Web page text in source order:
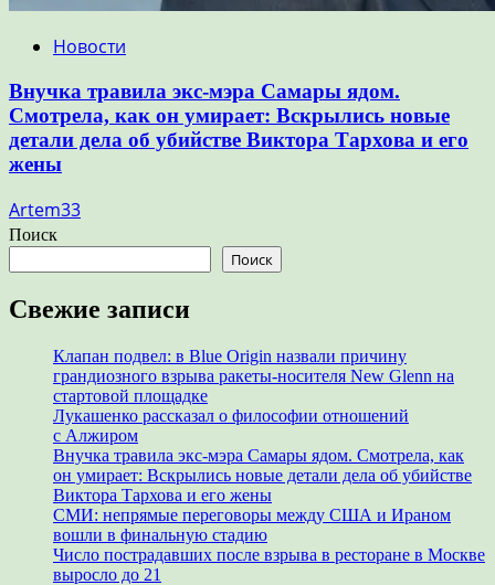
Новости
Внучка травила экс-мэра Самары ядом.
Смотрела, как он умирает: Вскрылись новые
детали дела об убийстве Виктора Тархова и его
жены
Artem33
Поиск
Поиск
Свежие записи
Клапан подвел: в Blue Origin назвали причину
грандиозного взрыва ракеты-носителя New Glenn на
стартовой площадке
Лукашенко рассказал о философии отношений
с Алжиром
Внучка травила экс-мэра Самары ядом. Смотрела, как
он умирает: Вскрылись новые детали дела об убийстве
Виктора Тархова и его жены
СМИ: непрямые переговоры между США и Ираном
вошли в финальную стадию
Число пострадавших после взрыва в ресторане в Москве
выросло до 21